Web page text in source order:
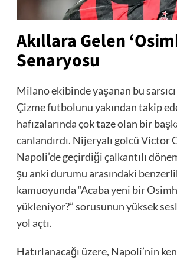
Akıllara Gelen
Senaryosu
Milano ekibinde yaşanan bu
Çizme futbolunu yakından takip
hafızalarında çok taze olan bir
canlandırdı. Nijeryalı golcü Victor
Napoli’de geçirdiği çalkantılı
şu anki durumu arasındaki
kamuoyunda “Acaba yeni bir
yükleniyor?” sorusunun yüksek
yol açtı.
Hatırlanacağı üzere, Napoli’nin